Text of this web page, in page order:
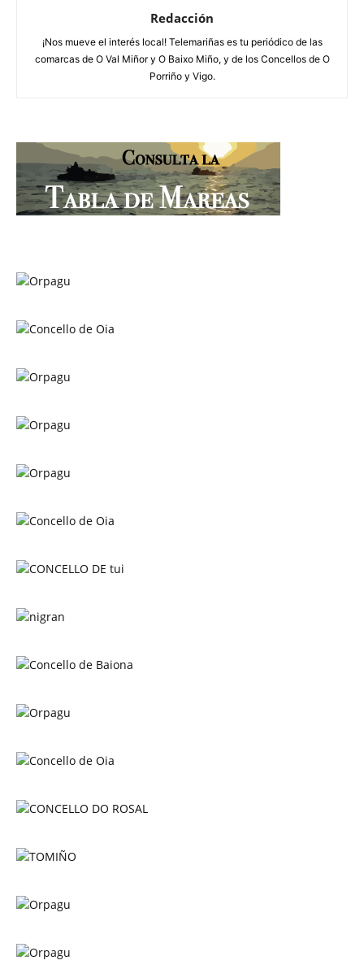
Redacción
¡Nos mueve el interés local! Telemariñas es tu periódico de las
comarcas de O Val Miñor y O Baixo Miño, y de los Concellos de O
Porriño y Vigo.